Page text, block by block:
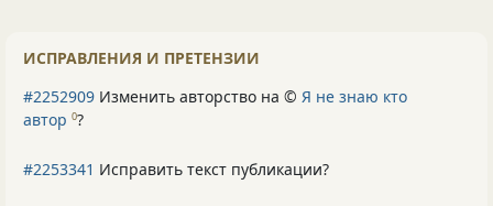
ИСПРАВЛЕНИЯ И ПРЕТЕНЗИИ
#2252909 Изменить авторство на © Я не знаю кто
автор 0?
#2253341 Исправить текст публикации?